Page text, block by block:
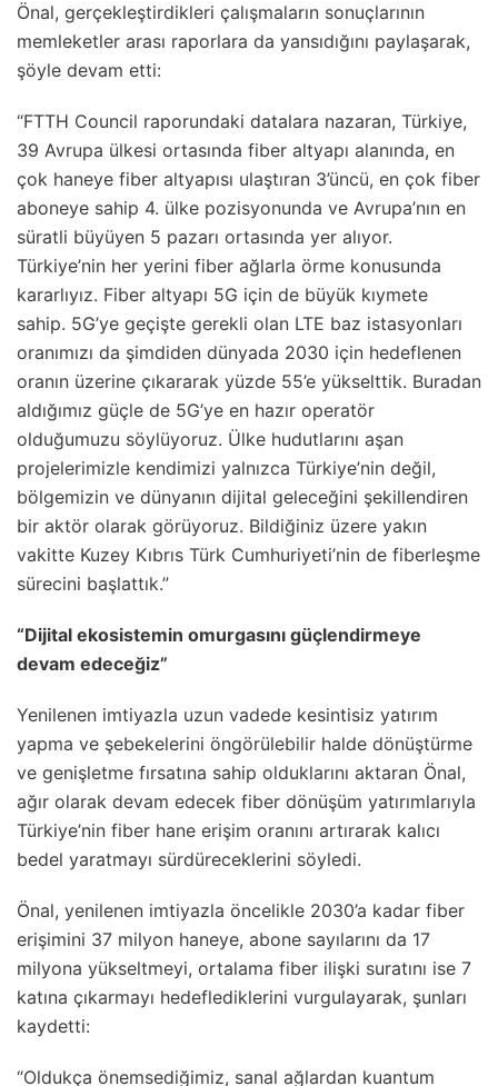
Önal, gerçekleştirdikleri çalışmaların sonuçlarının
memleketler arası raporlara da yansıdığını paylaşarak,
şöyle devam etti:
“FTTH Council raporundaki datalara nazaran, Türkiye,
39 Avrupa ülkesi ortasında fiber altyapı alanında, en
çok haneye fiber altyapısı ulaştıran 3’üncü, en çok fiber
aboneye sahip 4. ülke pozisyonunda ve Avrupa’nın en
süratli büyüyen 5 pazarı ortasında yer alıyor.
Türkiye’nin her yerini fiber ağlarla örme konusunda
kararlıyız. Fiber altyapı 5G için de büyük kıymete
sahip. 5G’ye geçişte gerekli olan LTE baz istasyonları
oranımızı da şimdiden dünyada 2030 için hedeflenen
oranın üzerine çıkararak yüzde 55’e yükselttik. Buradan
aldığımız güçle de 5G’ye en hazır operatör
olduğumuzu söylüyoruz. Ülke hudutlarını aşan
projelerimizle kendimizi yalnızca Türkiye’nin değil,
bölgemizin ve dünyanın dijital geleceğini şekillendiren
bir aktör olarak görüyoruz. Bildiğiniz üzere yakın
vakitte Kuzey Kıbrıs Türk Cumhuriyeti’nin de fiberleşme
sürecini başlattık.”
“Dijital ekosistemin omurgasını güçlendirmeye
devam edeceğiz”
Yenilenen imtiyazla uzun vadede kesintisiz yatırım
yapma ve şebekelerini öngörülebilir halde dönüştürme
ve genişletme fırsatına sahip olduklarını aktaran Önal,
ağır olarak devam edecek fiber dönüşüm yatırımlarıyla
Türkiye’nin fiber hane erişim oranını artırarak kalıcı
bedel yaratmayı sürdüreceklerini söyledi.
Önal, yenilenen imtiyazla öncelikle 2030’a kadar fiber
erişimini 37 milyon haneye, abone sayılarını da 17
milyona yükseltmeyi, ortalama fiber ilişki suratını ise 7
katına çıkarmayı hedeflediklerini vurgulayarak, şunları
kaydetti:
“Oldukça önemsediğimiz, sanal ağlardan kuantum